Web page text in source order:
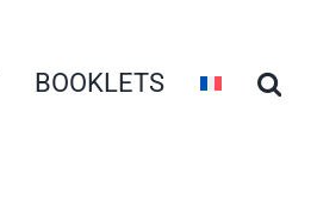
BOOKLETS